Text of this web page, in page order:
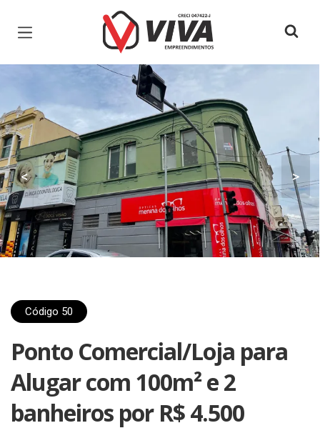
Página inicial
< >
Código 50
Ponto Comercial/Loja para
Alugar com 100m² e 2
banheiros por R$ 4.500